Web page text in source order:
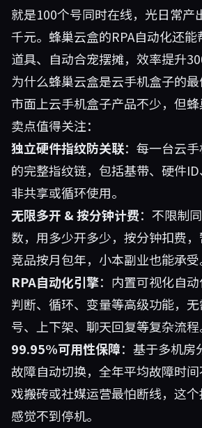
就是100个号同时在线，光日常产
千元。蜂巢云盒的RPA自动化还
道具、自动合宠摆摊，效率提升
为什么蜂巢云盒是云手机盒子的
市面上云手机盒子产品不少，但
卖点值得关注：
独立硬件指纹防关联：每一台云
的完整指纹链，包括基带、硬件
非共享或循环使用。
无限多开 & 按分钟计费：不限制
数，用多少开多少，按分钟扣费
竞品按月包年，小本副业也能承受
RPA自动化引擎：内置可视化自
判断、循环、变量等高级功能，
号、上下架、聊天回复等复杂流程
99.95%可用性保障：基于多机房
故障自动切换，全年平均故障时
戏搬砖或社媒运营最怕断线，这
感觉不到停机。